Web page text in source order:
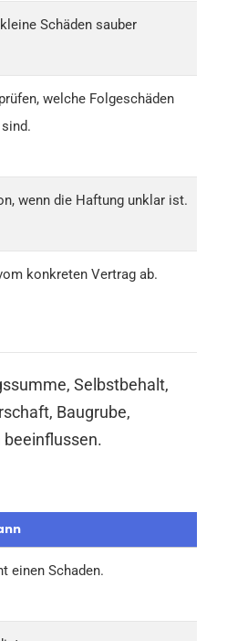
Schäden sauber
welche Folgeschäden
wenn die Haftung unklar ist.
konkreten Vertrag ab.
Selbstbehalt,
Baugrube,
beeinflussen.
einen Schaden.